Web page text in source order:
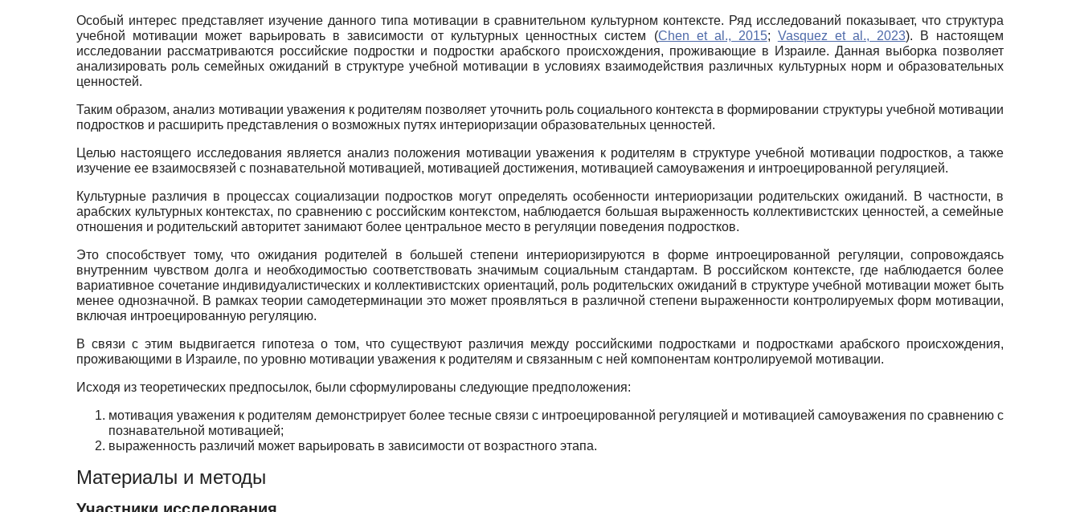
Особый интерес представляет изучение данного типа мотивации в сравнительном культурном контексте. Ряд исследований показывает, что структура
учебной мотивации может варьировать в зависимости от культурных ценностных систем (Chen et al., 2015; Vasquez et al., 2023). В настоящем
исследовании рассматриваются российские подростки и подростки арабского происхождения, проживающие в Израиле. Данная выборка позволяет
анализировать роль семейных ожиданий в структуре учебной мотивации в условиях взаимодействия различных культурных норм и образовательных
ценностей.
Таким образом, анализ мотивации уважения к родителям позволяет уточнить роль социального контекста в формировании структуры учебной мотивации
подростков и расширить представления о возможных путях интериоризации образовательных ценностей.
Целью настоящего исследования является анализ положения мотивации уважения к родителям в структуре учебной мотивации подростков, а также
изучение ее взаимосвязей с познавательной мотивацией, мотивацией достижения, мотивацией самоуважения и интроецированной регуляцией.
Культурные различия в процессах социализации подростков могут определять особенности интериоризации родительских ожиданий. В частности, в
арабских культурных контекстах, по сравнению с российским контекстом, наблюдается большая выраженность коллективистских ценностей, а семейные
отношения и родительский авторитет занимают более центральное место в регуляции поведения подростков.
Это способствует тому, что ожидания родителей в большей степени интериоризируются в форме интроецированной регуляции, сопровождаясь
внутренним чувством долга и необходимостью соответствовать значимым социальным стандартам. В российском контексте, где наблюдается более
вариативное сочетание индивидуалистических и коллективистских ориентаций, роль родительских ожиданий в структуре учебной мотивации может быть
менее однозначной. В рамках теории самодетерминации это может проявляться в различной степени выраженности контролируемых форм мотивации,
включая интроецированную регуляцию.
В связи с этим выдвигается гипотеза о том, что существуют различия между российскими подростками и подростками арабского происхождения,
проживающими в Израиле, по уровню мотивации уважения к родителям и связанным с ней компонентам контролируемой мотивации.
Исходя из теоретических предпосылок, были сформулированы следующие предположения:
мотивация уважения к родителям демонстрирует более тесные связи с интроецированной регуляцией и мотивацией самоуважения по сравнению с
познавательной мотивацией;
выраженность различий может варьировать в зависимости от возрастного этапа.
Материалы и методы